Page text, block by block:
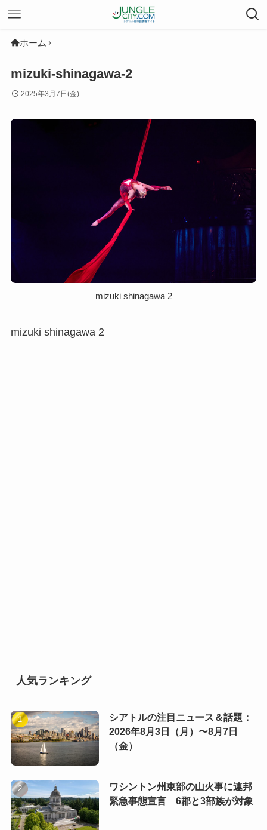
ホーム
mizuki-shinagawa-2
2025年3月7日(金)
mizuki shinagawa 2
mizuki shinagawa 2
人気ランキング
シアトルの注目ニュース＆話題：
2026年8月3日（月）〜8月7日
（金）
ワシントン州東部の山火事に連邦
緊急事態宣言 6郡と3部族が対象